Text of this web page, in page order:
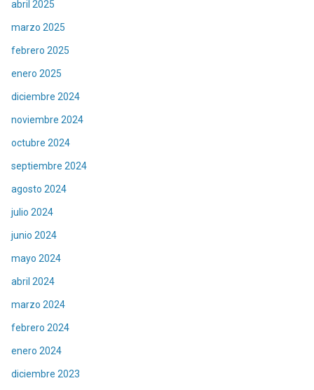
abril 2025
marzo 2025
febrero 2025
enero 2025
diciembre 2024
noviembre 2024
octubre 2024
septiembre 2024
agosto 2024
julio 2024
junio 2024
mayo 2024
abril 2024
marzo 2024
febrero 2024
enero 2024
diciembre 2023